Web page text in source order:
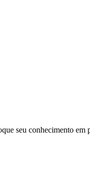
seu conhecimento